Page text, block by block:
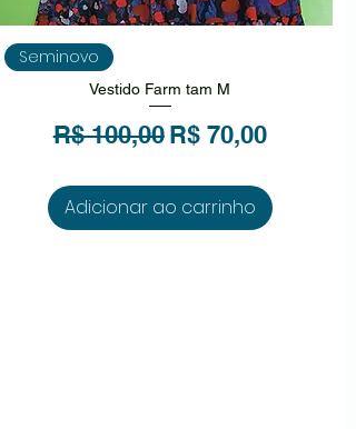
Visualização rápida
Seminovo
Vestido Farm tam M
Preço normal
R$ 100,00 Preço
R$ 70,00
Adicionar ao carrinho